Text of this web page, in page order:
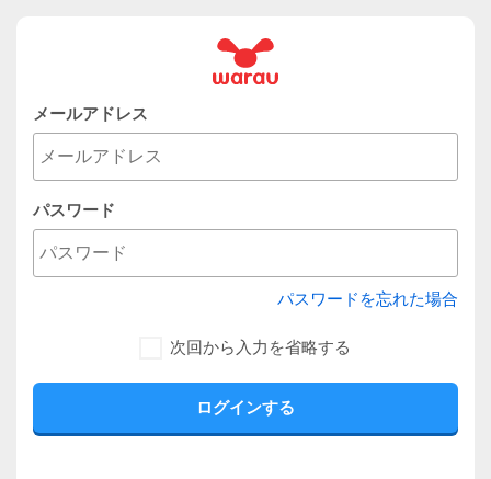
メールアドレス
パスワード
パスワードを忘れた場合
次回から入力を省略する